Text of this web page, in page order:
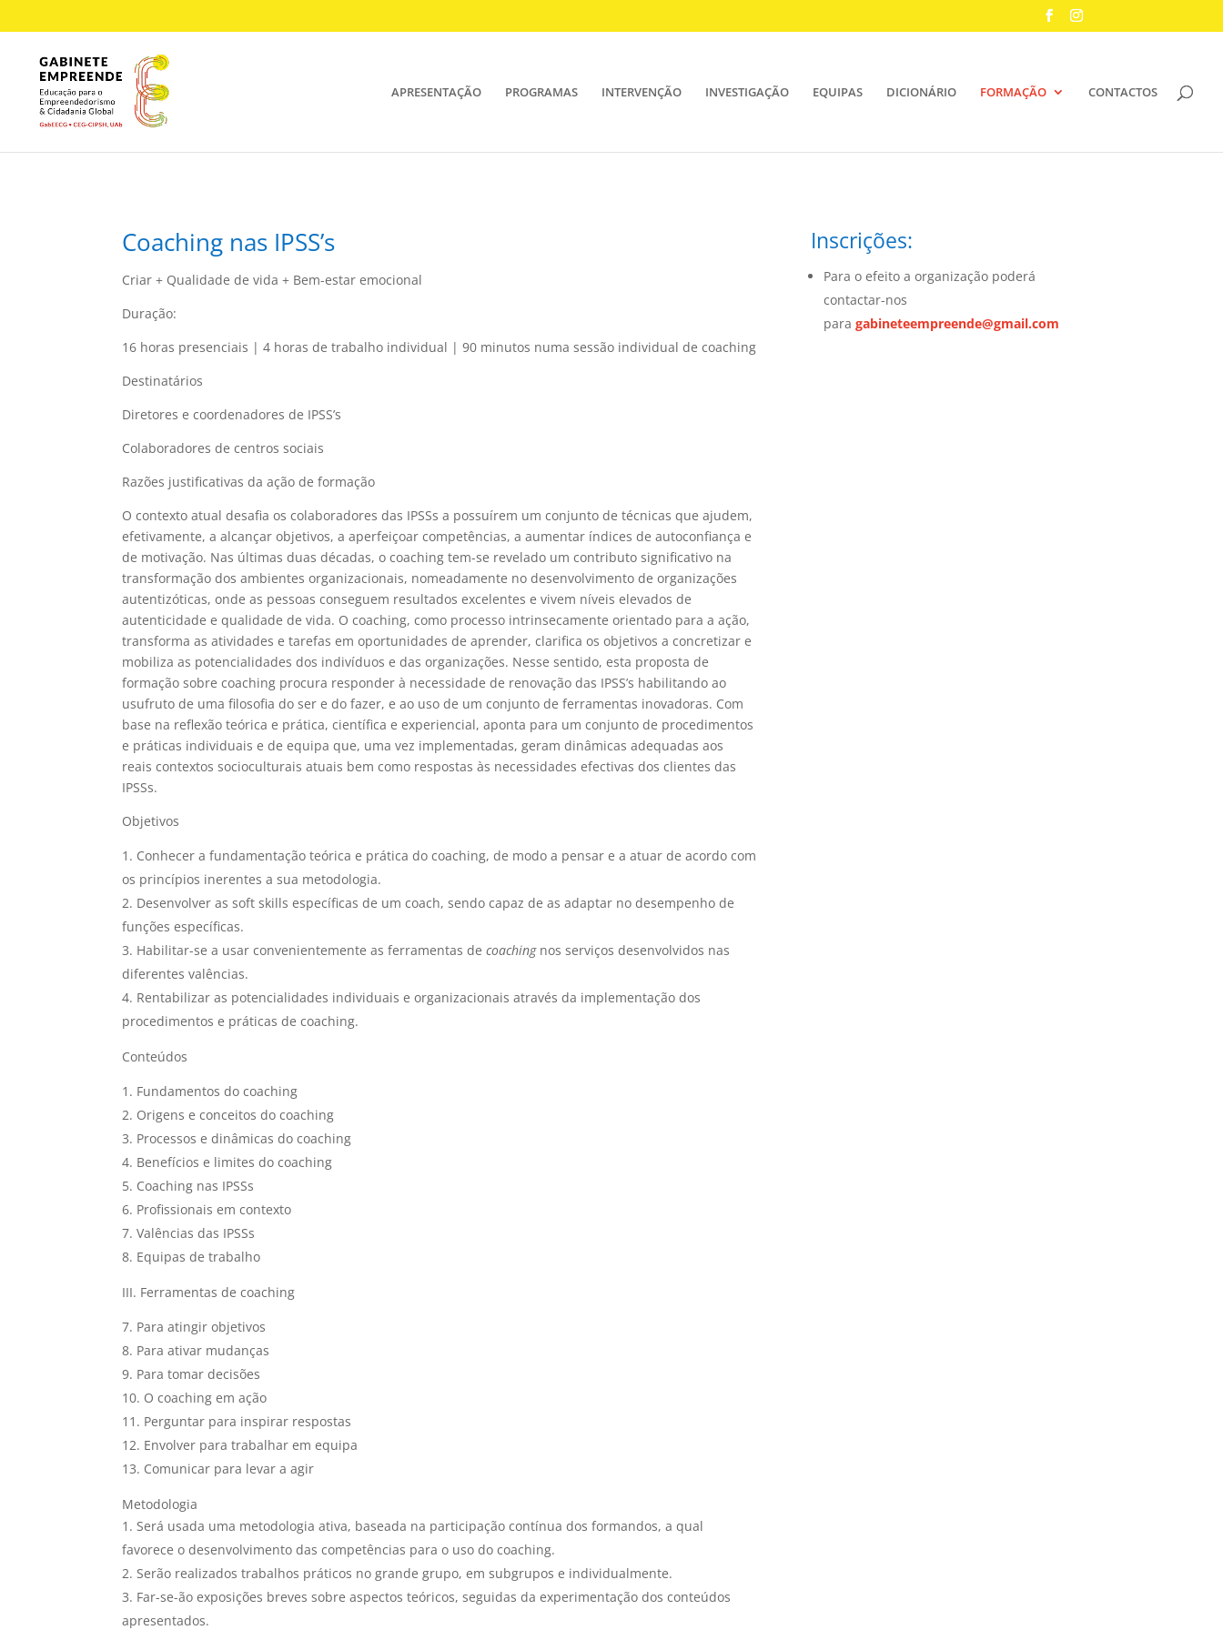
APRESENTAÇÃO PROGRAMAS INTERVENÇÃO INVESTIGAÇÃO EQUIPAS DICIONÁRIO FORMAÇÃO CONTACTOS
Coaching nas IPSS’s
Criar + Qualidade de vida + Bem-estar emocional
Duração:
16 horas presenciais | 4 horas de trabalho individual | 90 minutos numa sessão individual de coaching
Destinatários
Diretores e coordenadores de IPSS’s
Colaboradores de centros sociais
Razões justificativas da ação de formação
O contexto atual desafia os colaboradores das IPSSs a possuírem um conjunto de técnicas que ajudem,
efetivamente, a alcançar objetivos, a aperfeiçoar competências, a aumentar índices de autoconfiança e
de motivação. Nas últimas duas décadas, o coaching tem-se revelado um contributo significativo na
transformação dos ambientes organizacionais, nomeadamente no desenvolvimento de organizações
autentizóticas, onde as pessoas conseguem resultados excelentes e vivem níveis elevados de
autenticidade e qualidade de vida. O coaching, como processo intrinsecamente orientado para a ação,
transforma as atividades e tarefas em oportunidades de aprender, clarifica os objetivos a concretizar e
mobiliza as potencialidades dos indivíduos e das organizações. Nesse sentido, esta proposta de
formação sobre coaching procura responder à necessidade de renovação das IPSS’s habilitando ao
usufruto de uma filosofia do ser e do fazer, e ao uso de um conjunto de ferramentas inovadoras. Com
base na reflexão teórica e prática, científica e experiencial, aponta para um conjunto de procedimentos
e práticas individuais e de equipa que, uma vez implementadas, geram dinâmicas adequadas aos
reais contextos socioculturais atuais bem como respostas às necessidades efectivas dos clientes das
IPSSs.
Objetivos
Conhecer a fundamentação teórica e prática do coaching, de modo a pensar e a atuar de acordo com
os princípios inerentes a sua metodologia.
Desenvolver as soft skills específicas de um coach, sendo capaz de as adaptar no desempenho de
funções específicas.
Habilitar-se a usar convenientemente as ferramentas decoaching nos serviços desenvolvidos nas
diferentes valências.
Rentabilizar as potencialidades individuais e organizacionais através da implementação dos
procedimentos e práticas de coaching.
Conteúdos
Fundamentos do coaching
Origens e conceitos do coaching
Processos e dinâmicas do coaching
Benefícios e limites do coaching
Coaching nas IPSSs
Profissionais em contexto
Valências das IPSSs
Equipas de trabalho
III. Ferramentas de coaching
Para atingir objetivos
Para ativar mudanças
Para tomar decisões
O coaching em ação
Perguntar para inspirar respostas
Envolver para trabalhar em equipa
Comunicar para levar a agir
Metodologia
Será usada uma metodologia ativa, baseada na participação contínua dos formandos, a qual
favorece o desenvolvimento das competências para o uso do coaching.
Serão realizados trabalhos práticos no grande grupo, em subgrupos e individualmente.
Far-se-ão exposições breves sobre aspectos teóricos, seguidas da experimentação dos conteúdos
apresentados.
Inscrições:
Para o efeito a organização poderá
contactar-nos
para gabineteempreende@gmail.com